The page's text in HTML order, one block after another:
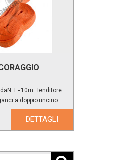
L=10m. Tenditore
a doppio uncino
DETTAGLI